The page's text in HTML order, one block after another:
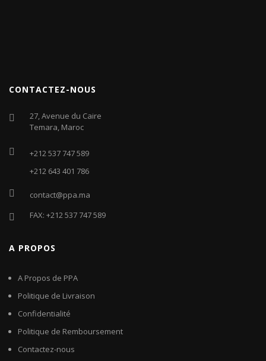
CONTACTEZ-NOUS
27, Avenue du Caire
Temara, Maroc
+212 537 747 589
+212 643 401 786
contact@ppa.ma
FAX: +212 537 747 589
A PROPOS
A Propos de PPA
Politique de Livraison
Confidentialité
Politique de Remboursement
Contactez-nous